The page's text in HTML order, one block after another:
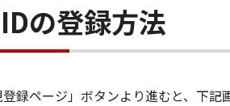
の登録方法
登録ページ」ボタンより進むと、下記